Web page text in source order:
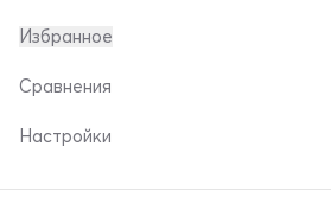
Избранное
Сравнения
Настройки